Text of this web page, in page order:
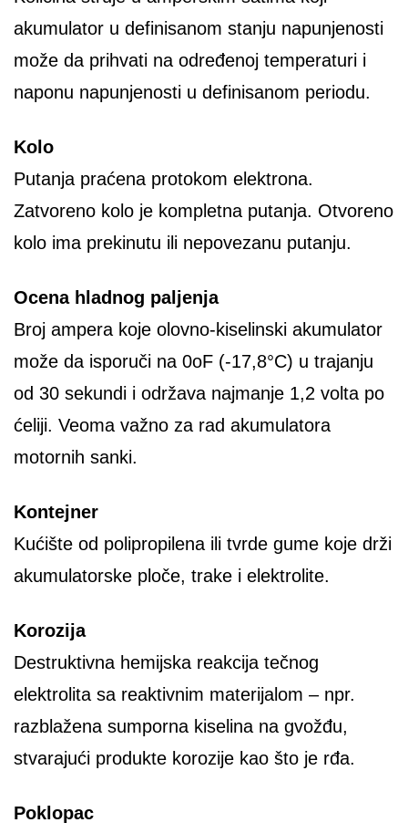
akumulator u definisanom stanju napunjenosti
može da prihvati na određenoj temperaturi i
naponu napunjenosti u definisanom periodu.
Kolo
Putanja praćena protokom elektrona.
Zatvoreno kolo je kompletna putanja. Otvoreno
kolo ima prekinutu ili nepovezanu putanju.
Ocena hladnog paljenja
Broj ampera koje olovno-kiselinski akumulator
može da isporuči na 0oF (-17,8°C) u trajanju
od 30 sekundi i održava najmanje 1,2 volta po
ćeliji. Veoma važno za rad akumulatora
motornih sanki.
Kontejner
Kućište od polipropilena ili tvrde gume koje drži
akumulatorske ploče, trake i elektrolite.
Korozija
Destruktivna hemijska reakcija tečnog
elektrolita sa reaktivnim materijalom – npr.
razblažena sumporna kiselina na gvožđu,
stvarajući produkte korozije kao što je rđa.
Poklopac